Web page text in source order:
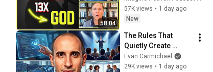
58:04
Then God Showed
Up | Near Death
57K views • 1 day ago
New
The Rules That
Quietly Create
Millionaires
Evan Carmichael
29K views • 1 day ago